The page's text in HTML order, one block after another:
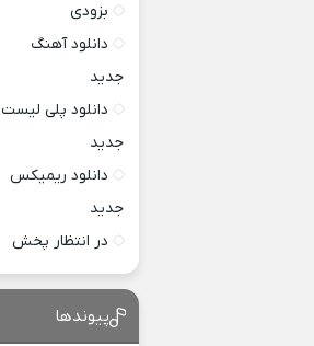
بزودی
دانلود آهنگ
جدید
دانلود پلی لیست
جدید
دانلود ریمیکس
جدید
در انتظار پخش
پیوندها